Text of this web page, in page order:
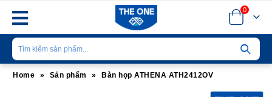
0
Home » Sản phẩm » Bàn họp ATHENA ATH2412OV